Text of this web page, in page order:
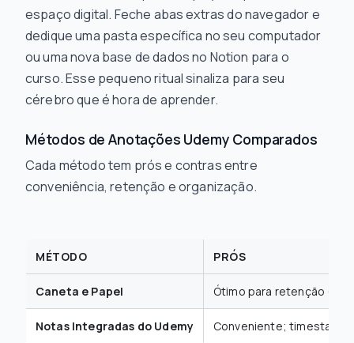
espaço digital. Feche abas extras do navegador e
dedique uma pasta específica no seu computador
ou uma nova base de dados no Notion para o
curso. Esse pequeno ritual sinaliza para seu
cérebro que é hora de aprender.
Métodos de Anotações Udemy Comparados
Cada método tem prós e contras entre
conveniência, retenção e organização.
MÉTODO PRÓS
Caneta e Papel Ótimo para retenção
Notas Integradas do Udemy Conveniente;